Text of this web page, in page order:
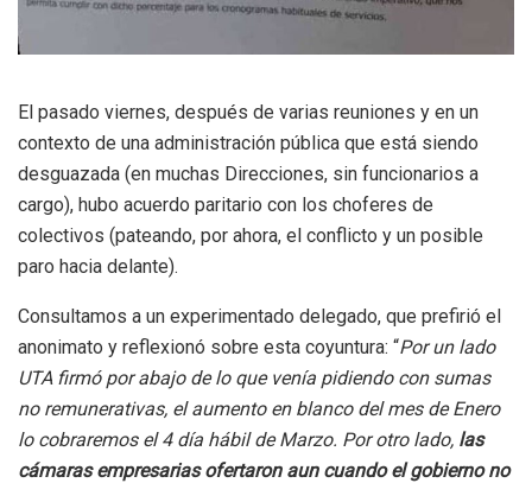
El pasado viernes, después de varias reuniones y en un
contexto de una administración pública que está siendo
desguazada (en muchas Direcciones, sin funcionarios a
cargo), hubo acuerdo paritario con los choferes de
colectivos (pateando, por ahora, el conflicto y un posible
paro hacia delante).
Consultamos a un experimentado delegado, que prefirió el
anonimato y reflexionó sobre esta coyuntura: “Por un lado
UTA firmó por abajo de lo que venía pidiendo con sumas
no remunerativas, el aumento en blanco del mes de Enero
lo cobraremos el 4 día hábil de Marzo. Por otro lado, las
cámaras empresarias ofertaron aun cuando el gobierno no